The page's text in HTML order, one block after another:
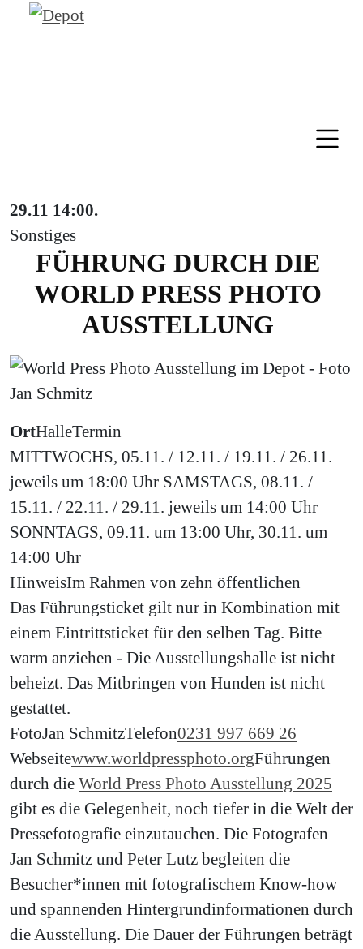
29.11 14:00.
Sonstiges
FÜHRUNG DURCH DIE
WORLD PRESS PHOTO
AUSSTELLUNG
OrtHalleTermin
MITTWOCHS, 05.11. / 12.11. / 19.11. / 26.11.
jeweils um 18:00 Uhr SAMSTAGS, 08.11. /
15.11. / 22.11. / 29.11. jeweils um 14:00 Uhr
SONNTAGS, 09.11. um 13:00 Uhr, 30.11. um
14:00 Uhr
Hinweis
Das Führungsticket gilt nur in Kombination mit
einem Eintrittsticket für den selben Tag. Bitte
warm anziehen - Die Ausstellungshalle ist nicht
beheizt. Das Mitbringen von Hunden ist nicht
gestattet.
FotoJan SchmitzTelefon0231 997 669 26
Webseitewww.worldpressphoto.org
Im Rahmen von zehn öffentlichen
Führungen
durch die World Press Photo Ausstellung 2025
gibt es die Gelegenheit, noch tiefer in die Welt der
Pressefotografie einzutauchen. Die Fotografen
Jan Schmitz und Peter Lutz begleiten die
Besucher*innen mit fotografischem Know-how
und spannenden Hintergrundinformationen durch
die Ausstellung. Die Dauer der Führungen beträgt